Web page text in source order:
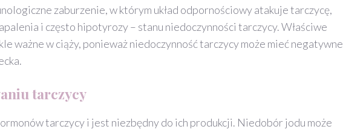
zaburzenie, w którym układ odpornościowy atakuje tarczycę,
i często hipotyrozy – stanu niedoczynności tarczycy. Właściwe
ważne w ciąży, ponieważ niedoczynność tarczycy może mieć negatywne
tarczycy
tarczycy i jest niezbędny do ich produkcji. Niedobór jodu może